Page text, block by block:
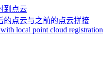
到点云
的点云与之前的点云拼接
local point cloud registration